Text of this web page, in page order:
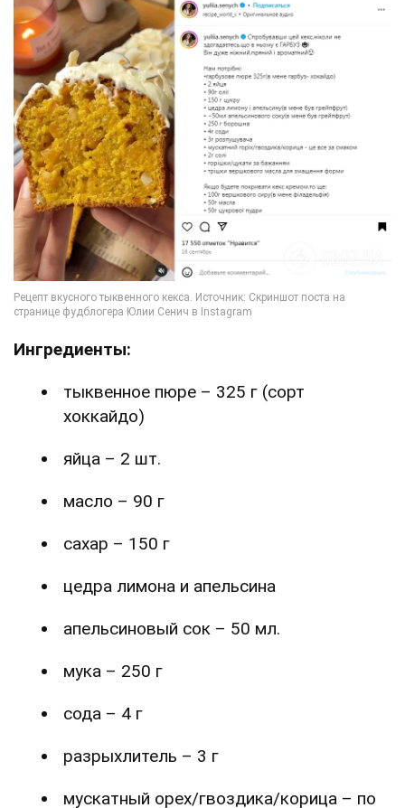
Ингредиенты:
тыквенное пюре – 325 г (сорт
хоккайдо)
яйца – 2 шт.
масло – 90 г
сахар – 150 г
цедра лимона и апельсина
апельсиновый сок – 50 мл.
мука – 250 г
сода – 4 г
разрыхлитель – 3 г
мускатный орех/гвоздика/корица – по